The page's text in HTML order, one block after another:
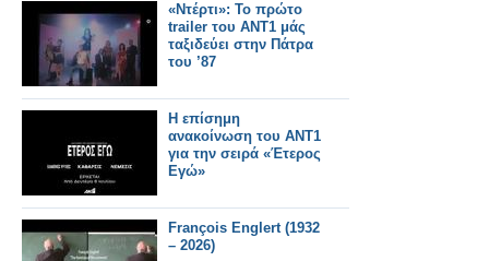
«Ντέρτι»: Το πρώτο
trailer του ΑΝΤ1 μάς
ταξιδεύει στην Πάτρα
του ’87
Η επίσημη
ανακοίνωση του ΑΝΤ1
για την σειρά «Έτερος
Εγώ»
François Englert (1932
– 2026)